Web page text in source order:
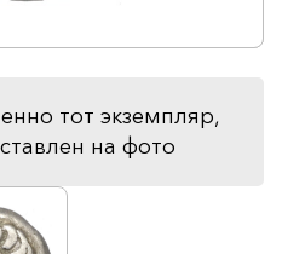
тот экземпляр,
на фото